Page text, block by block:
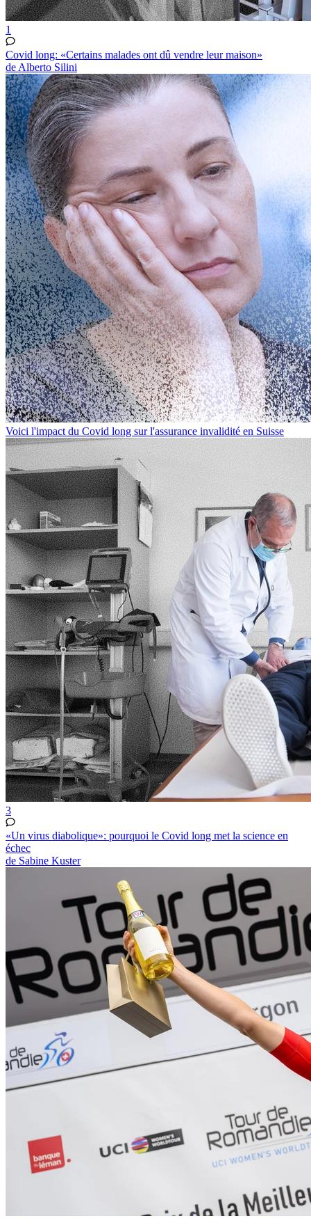
1
Covid long: «Certains malades ont dû vendre leur maison»
de Alberto Silini
Voici l'impact du Covid long sur l'assurance invalidité en Suisse
3
«Un virus diabolique»: pourquoi le Covid long met la science en
échec
de Sabine Kuster